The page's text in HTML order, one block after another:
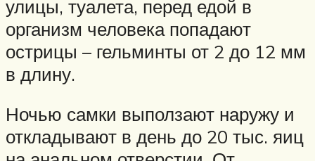
улицы, туалета, перед едой в
организм человека попадают
острицы – гельминты от 2 до 12 мм
в длину.
Ночью самки выползают наружу и
откладывают в день до 20 тыс. яиц